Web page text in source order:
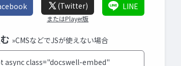
(Twitter)
またはPlayer版
LINE
»CMSなどでJSが使えない場合